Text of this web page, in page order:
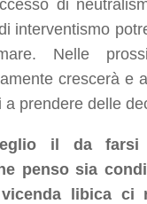
di
interventismo
Nelle
crescerà e
a prendere delle
il da farsi
penso sia
libica ci